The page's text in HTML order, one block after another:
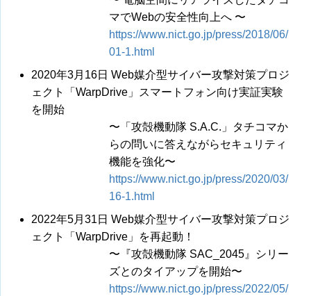
マでWebの安全性向上へ 〜
https://www.nict.go.jp/press/2018/06/
01-1.html
2020年3月16日 Web媒介型サイバー攻撃対策プロジ
ェクト「WarpDrive」スマートフォン向け実証実験
を開始
〜「攻殻機動隊 S.A.C.」タチコマか
らの問いに答えながらセキュリティ
機能を強化〜
https://www.nict.go.jp/press/2020/03/
16-1.html
2022年5月31日 Web媒介型サイバー攻撃対策プロジ
ェクト「WarpDrive」を再起動！
〜『攻殻機動隊 SAC_2045』シリー
ズとのタイアップを開始〜
https://www.nict.go.jp/press/2022/05/